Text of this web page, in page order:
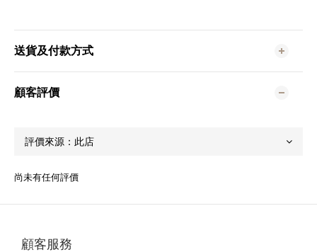
送貨及付款方式
顧客評價
尚未有任何評價
顧客服務